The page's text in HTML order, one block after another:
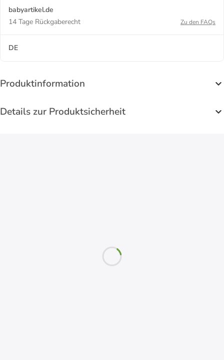
babyartikel.de
14 Tage Rückgaberecht
Zu den FAQs
DE
Produktinformation
Details zur Produktsicherheit